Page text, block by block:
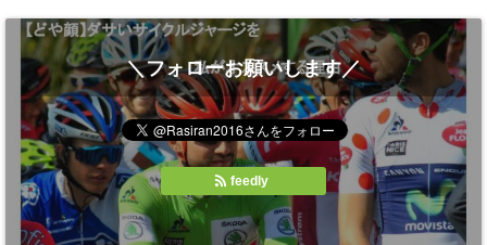
＼フォローお願いします／
feedly